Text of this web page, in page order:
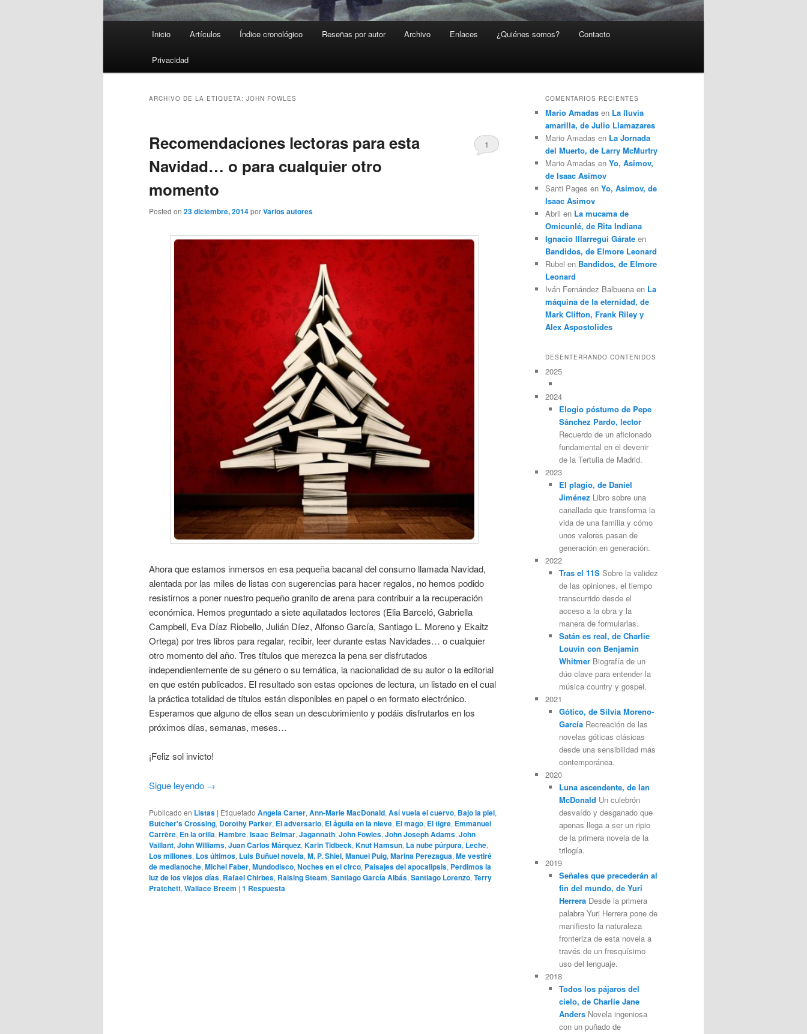
Inicio Artículos Índice cronológico Reseñas por autor Archivo Enlaces ¿Quiénes somos? Contacto
Privacidad
ARCHIVO DE LA ETIQUETA: JOHN FOWLES
Recomendaciones lectoras para esta
Navidad… o para cualquier otro
momento
Posted on 23 diciembre, 2014porVarios autores
1
Ahora que estamos inmersos en esa pequeña bacanal del consumo llamada Navidad,
alentada por las miles de listas con sugerencias para hacer regalos, no hemos podido
resistirnos a poner nuestro pequeño granito de arena para contribuir a la recuperación
económica. Hemos preguntado a siete aquilatados lectores (Elia Barceló, Gabriella
Campbell, Eva Díaz Riobello, Julián Díez, Alfonso García, Santiago L. Moreno y Ekaitz
Ortega) por tres libros para regalar, recibir, leer durante estas Navidades… o cualquier
otro momento del año. Tres títulos que merezca la pena ser disfrutados
independientemente de su género o su temática, la nacionalidad de su autor o la editorial
en que estén publicados. El resultado son estas opciones de lectura, un listado en el cual
la práctica totalidad de títulos están disponibles en papel o en formato electrónico.
Esperamos que alguno de ellos sean un descubrimiento y podáis disfrutarlos en los
próximos días, semanas, meses…
¡Feliz sol invicto!
Sigue leyendo →
Publicado en Listas | Etiquetado Angela Carter, Ann-Marie MacDonald, Así vuela el cuervo, Bajo la piel,
Butcher's Crossing, Dorothy Parker, El adversario, El águila en la nieve, El mago, El tigre, Emmanuel
Carrère, En la orilla, Hambre, Isaac Belmar, Jagannath, John Fowles, John Joseph Adams, John
Vaillant, John Williams, Juan Carlos Márquez, Karin Tidbeck, Knut Hamsun, La nube púrpura, Leche,
Los millones, Los últimos, Luis Buñuel novela, M. P. Shiel, Manuel Puig, Marina Perezagua, Me vestiré
de medianoche, Michel Faber, Mundodisco, Noches en el circo, Paisajes del apocalipsis, Perdimos la
luz de los viejos días, Rafael Chirbes, Raising Steam, Santiago García Albás, Santiago Lorenzo, Terry
Pratchett, Wallace Breem | 1 Respuesta
COMENTARIOS RECIENTES
Mario Amadas en La lluvia
amarilla, de Julio Llamazares
Mario Amadas en La Jornada
del Muerto, de Larry McMurtry
Mario Amadas en Yo, Asimov,
de Isaac Asimov
Santi Pages en Yo, Asimov, de
Isaac Asimov
Abril en La mucama de
Omicunlé, de Rita Indiana
Ignacio Illarregui Gárate en
Bandidos, de Elmore Leonard
Rubel en Bandidos, de Elmore
Leonard
Iván Fernández Balbuena en La
máquina de la eternidad, de
Mark Clifton, Frank Riley y
Alex Aspostolides
DESENTERRANDO CONTENIDOS
2025
2024
Elogio póstumo de Pepe
Sánchez Pardo, lector
Recuerdo de un aficionado
fundamental en el devenir
de la Tertulia de Madrid.
2023
El plagio, de Daniel
Jiménez Libro sobre una
canallada que transforma la
vida de una familia y cómo
unos valores pasan de
generación en generación.
2022
Tras el 11SSobre la validez
de las opiniones, el tiempo
transcurrido desde el
acceso a la obra y la
manera de formularlas.
Satán es real, de Charlie
Louvin con Benjamin
WhitmerBiografía de un
dúo clave para entender la
música country y gospel.
2021
Gótico, de Silvia Moreno-
GarcíaRecreación de las
novelas góticas clásicas
desde una sensibilidad más
contemporánea.
2020
Luna ascendente, de Ian
McDonald Un culebrón
desvaído y desganado que
apenas llega a ser un ripio
de la primera novela de la
trilogía.
2019
Señales que precederán al
fin del mundo, de Yuri
HerreraDesde la primera
palabra Yuri Herrera pone de
manifiesto la naturaleza
fronteriza de esta novela a
través de un fresquísimo
uso del lenguaje.
2018
Todos los pájaros del
cielo, de Charlie Jane
AndersNovela ingeniosa
con un puñado de